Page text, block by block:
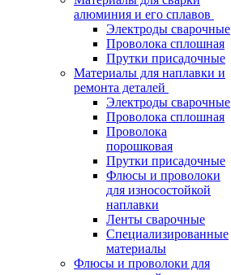
алюминия и его сплавов
Электроды сварочные
Проволока сплошная
Прутки присадочные
Материалы для наплавки и
ремонта деталей
Электроды сварочные
Проволока сплошная
Проволока
порошковая
Прутки присадочные
Флюсы и проволоки
для износостойкой
наплавки
Ленты сварочные
Специализированные
материалы
Флюсы и проволоки для